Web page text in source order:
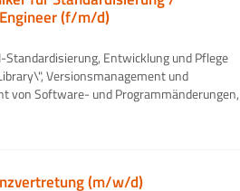
(f/m/d)
Standardisierung, Entwicklung und Pflege
Versionsmanagement und
von Software- und Programmänderungen,
(m/w/d)